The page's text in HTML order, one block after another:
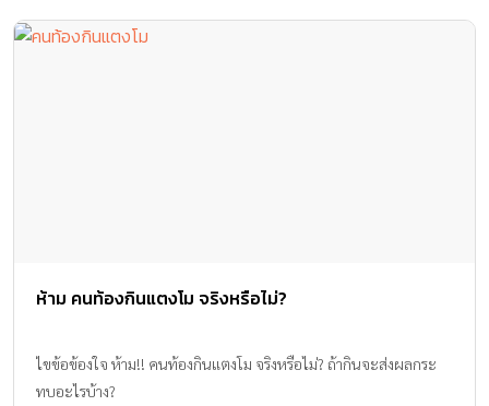
ห้าม คนท้องกินแตงโม จริงหรือไม่?
ไขข้อข้องใจ ห้าม!! คนท้องกินแตงโม จริงหรือไม่? ถ้ากินจะส่งผลกระ
ทบอะไรบ้าง?